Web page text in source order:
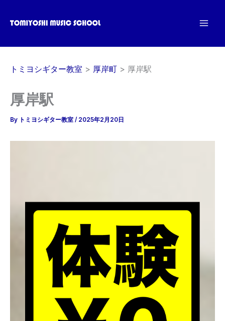
ス
トミヨシギター教室 厚岸町 厚岸駅
厚岸駅
By トミヨシギター教室 / 2025年2月20日